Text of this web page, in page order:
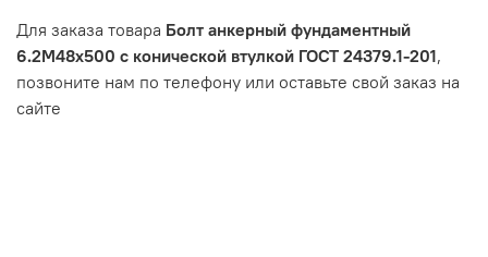
Для заказа товара Болт анкерный фундаментный
6.2М48х500 с конической втулкой ГОСТ 24379.1-201,
позвоните нам по телефону или оставьте свой заказ на
сайте